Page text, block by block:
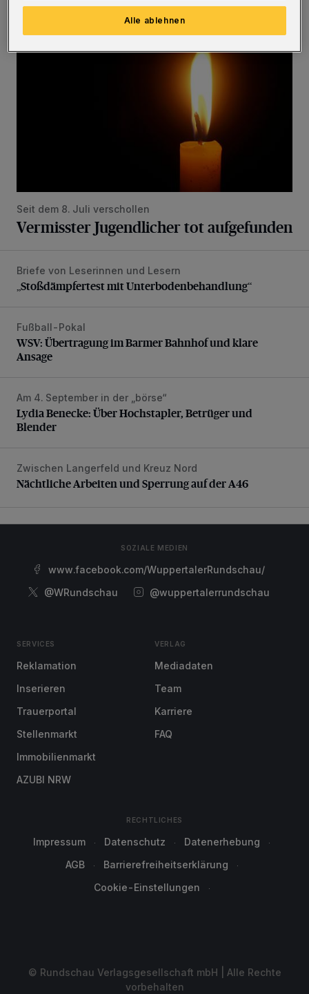
Vermisster Jugendlicher tot aufgefunden
Seit dem 8. Juli verschollen
Vermisster Jugendlicher tot aufgefunden
„Stoßdämpfertest mit Unterbodenbehandlung“
Briefe von Leserinnen und Lesern
„Stoßdämpfertest mit Unterbodenbehandlung“
WSV: Übertragung im Barmer Bahnhof und klare Ansage
Fußball-Pokal
WSV: Übertragung im Barmer Bahnhof und klare
Ansage
Lydia Benecke: Über Hochstapler, Betrüger und Blender
Am 4. September in der „börse“
Lydia Benecke: Über Hochstapler, Betrüger und
Blender
Nächtliche Arbeiten und Sperrung auf der A46
Zwischen Langerfeld und Kreuz Nord
Nächtliche Arbeiten und Sperrung auf der A46
SOZIALE MEDIEN
www.facebook.com/WuppertalerRundschau/
@WRundschau
@wuppertalerrundschau
SERVICES
Reklamation
Inserieren
Trauerportal
Stellenmarkt
Immobilienmarkt
AZUBI NRW
VERLAG
Mediadaten
Team
Karriere
FAQ
RECHTLICHES
Impressum Datenschutz
Datenerhebung
AGB
Barrierefreiheitserklärung
Cookie-Einstellungen
© Rundschau Verlagsgesellschaft mbH | Alle Rechte
vorbehalten
Alle ablehnen